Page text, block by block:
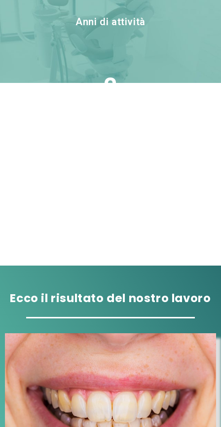
Anni di attività
2
Ecco il risultato del nostro lavoro